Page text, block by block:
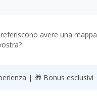
avere una mappa
| 🎁 Bonus esclusivi